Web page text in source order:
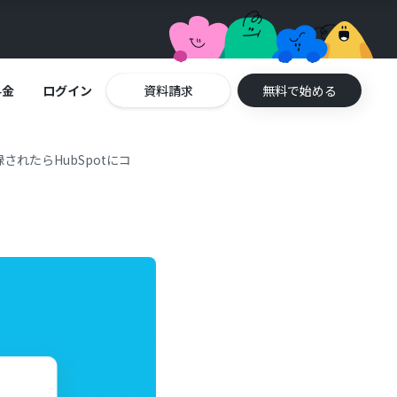
ログイン 資料請求 無料で始める
されたらHubSpotにコ